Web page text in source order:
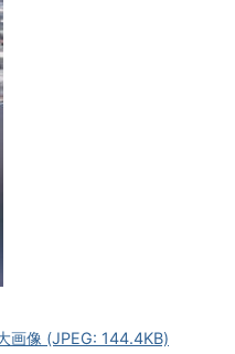
画像 (JPEG: 144.4KB)